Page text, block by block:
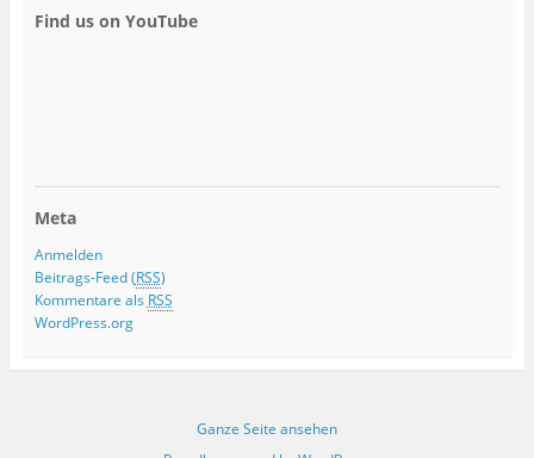
Find us on YouTube
Meta
Anmelden
Beitrags-Feed (RSS)
Kommentare als RSS
WordPress.org
Ganze Seite ansehen